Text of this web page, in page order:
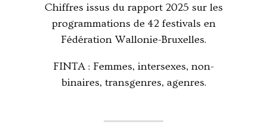
Chiffres issus du rapport 2025 sur les
programmations de 42 festivals en
Fédération Wallonie-Bruxelles.
FINTA : Femmes, intersexes, non-
binaires, transgenres, agenres.